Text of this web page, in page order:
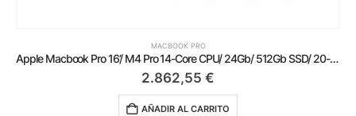
MACBOOK PRO
Apple Macbook Pro 16’/ M4 Pro 14-Core CPU/ 24Gb/ 512Gb SSD/ 20-Core GPU/ Plata
2.862,55 €
AÑADIR AL CARRITO